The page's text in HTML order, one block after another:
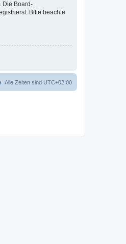
Die Board-
Bitte beachte
Alle Zeiten sind UTC+02:00